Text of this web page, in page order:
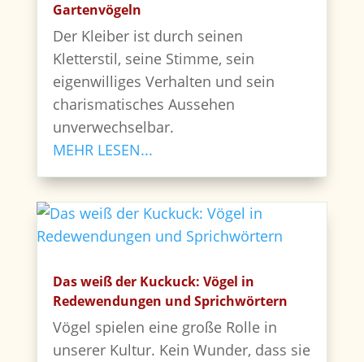
Gartenvögeln
Der Kleiber ist durch seinen
Kletterstil, seine Stimme, sein
eigenwilliges Verhalten und sein
charismatisches Aussehen
unverwechselbar.
MEHR LESEN...
Das weiß der Kuckuck: Vögel in
Redewendungen und Sprichwörtern
Vögel spielen eine große Rolle in
unserer Kultur. Kein Wunder, dass sie